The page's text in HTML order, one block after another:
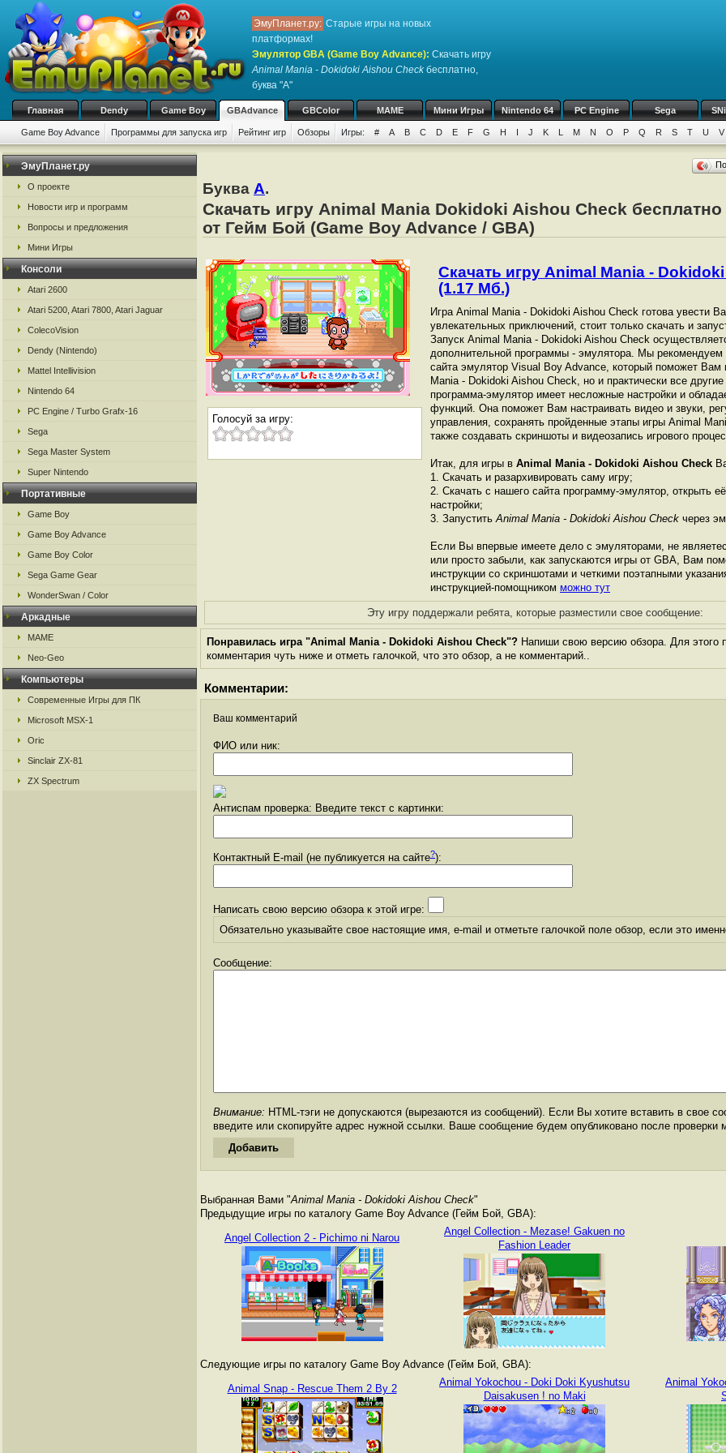
ЭмуПланет.ру: Старые игры на новых
платформах!
Эмулятор GBA (Game Boy Advance): Скачать игру
Animal Mania - Dokidoki Aishou Checkбесплатно,
буква "A"
Главная Dendy Game Boy GBAdvance GBColor MAME Мини Игры Nintendo 64 PC Engine Sega
Game Boy Advance Программы для запуска игр Рейтинг игр Обзоры Игры: # A B C D E F G H I J K L M N O P Q R S T U V
ЭмуПланет.ру
О проекте
Новости игр и программ
Вопросы и предложения
Мини Игры
Консоли
Atari 2600
Atari 5200, Atari 7800, Atari Jaguar
ColecoVision
Dendy (Nintendo)
Mattel Intellivision
Nintendo 64
PC Engine / Turbo Grafx-16
Sega
Sega Master System
Super Nintendo
Портативные
Game Boy
Game Boy Advance
Game Boy Color
Sega Game Gear
WonderSwan / Color
Аркадные
MAME
Neo-Geo
Компьютеры
Современные Игры для ПК
Microsoft MSX-1
Oric
Sinclair ZX-81
ZX Spectrum
Буква A.
Скачать игру Animal Mania Dokidoki Aishou Check
от Гейм Бой (Game Boy Advance / GBA)
Голосуй за игру:
Скачать игру Animal Mania -
(1.17 Мб.)
Игра Animal Mania - Dokidoki Aishou Check готова увести
увлекательных приключений, стоит только скачать и
Запуск Animal Mania - Dokidoki Aishou Check
дополнительной программы - эмулятора. Мы рекомендуем
сайта эмулятор Visual Boy Advance, который поможет Вам
Mania - Dokidoki Aishou Check, но и практически все
программа-эмулятор имеет несложные настройки и
функций. Она поможет Вам настраивать видео и звуки,
управления, сохранять пройденные этапы игры Animal
также создавать скриншоты и видеозапись игрового
Итак, для игры в Animal Mania - Dokidoki Aishou Check
1. Скачать и разархивировать саму игру;
2. Скачать с нашего сайта программу-эмулятор, открыть
настройки;
3. ЗапуститьAnimal Mania - Dokidoki Aishou Check через
Если Вы впервые имеете дело с эмуляторами, не
или просто забыли, как запускаются игры от GBА, Вам
инструкции со скриншотами и четкими поэтапными
инструкцией-помощником можно тут
Эту игру поддержали ребята, которые разместили свое сообщение:
Понравилась игра "Animal Mania - Dokidoki Aishou Check"? Напиши свою версию обзора. Для этого
комментария чуть ниже и отметь галочкой, что это обзор, а не комментарий..
Комментарии:
Ваш комментарий
ФИО или ник:
Антиспам проверка: Введите текст с картинки:
Контактный E-mail (не публикуется на сайте?):
Написать свою версию обзора к этой игре:
Обязательно указывайте свое настоящие имя, e-mail и отметьте галочкой поле обзор, если это
Сообщение:
Внимание: HTML-тэги не допускаются (вырезаются из сообщений). Если Вы хотите вставить в свое
введите или скопируйте адрес нужной ссылки. Ваше сообщение будем опубликовано после проверки
Выбранная Вами "Animal Mania - Dokidoki Aishou Check"
Предыдущие игры по каталогу Game Boy Advance (Гейм Бой, GBA):
Angel Collection 2 - Pichimo ni Narou
Angel Collection - Mezase! Gakuen no
Fashion Leader
Следующие игры по каталогу Game Boy Advance (Гейм Бой, GBA):
Animal Snap - Rescue Them 2 By 2
Animal Yokochou - Doki Doki Kyushutsu
Daisakusen ! no Maki
Animal